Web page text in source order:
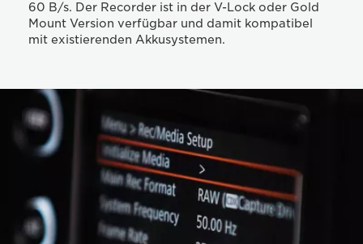
60 B/s. Der Recorder ist in der V-Lock oder Gold
Mount Version verfügbar und damit kompatibel
mit existierenden Akkusystemen.